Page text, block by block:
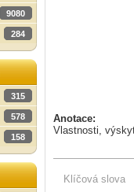
9080
284
315
578
158
Anotace:
Vlastnosti,
Klíčová slova